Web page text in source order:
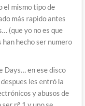
el mismo tipo de
más rapido antes
(que yo no es que
han hecho ser numero
Days… en ese disco
les entró la
y abusos de